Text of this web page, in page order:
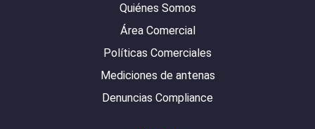
Quiénes Somos
Área Comercial
Políticas Comerciales
Mediciones de antenas
Denuncias Compliance